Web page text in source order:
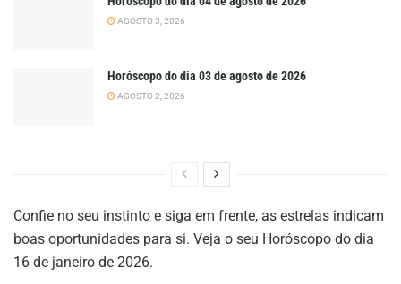
AGOSTO 3, 2026
Horóscopo do dia 03 de agosto de 2026
AGOSTO 2, 2026
Confie no seu instinto e siga em frente, as estrelas indicam
boas oportunidades para si. Veja o seu Horóscopo do dia
16 de janeiro de 2026.